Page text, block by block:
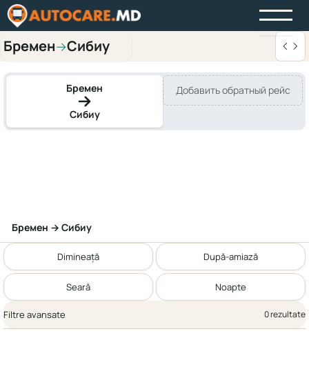
Бремен→Сибиу
Бремен
Сибиу
Добавить обратный рейс
Бремен → Сибиу
Dimineață După-amiază
Seară Noapte
Filtre avansate 0 rezultate